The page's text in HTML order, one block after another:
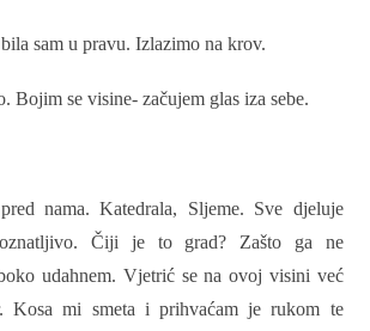
sam u pravu. Izlazimo na krov.
Bojim se visine- začujem glas iza sebe.
nama. Katedrala, Sljeme. Sve djeluje
Čiji je to grad? Zašto ga ne
udahnem. Vjetrić se na ovoj visini već
Kosa mi smeta i prihvaćam je rukom te